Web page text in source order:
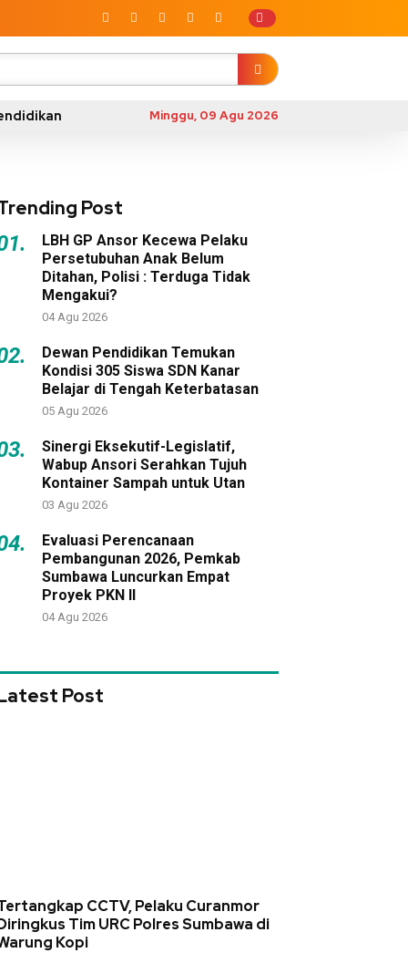
Minggu, 09 Agu 2026
Post
LBH GP Ansor Kecewa Pelaku
Persetubuhan Anak Belum
Ditahan, Polisi : Terduga Tidak
Mengakui?
04 Agu 2026
Dewan Pendidikan Temukan
Kondisi 305 Siswa SDN Kanar
Belajar di Tengah Keterbatasan
05 Agu 2026
Sinergi Eksekutif-Legislatif,
Wabup Ansori Serahkan Tujuh
Kontainer Sampah untuk Utan
03 Agu 2026
Evaluasi Perencanaan
Pembangunan 2026, Pemkab
Sumbawa Luncurkan Empat
Proyek PKN II
04 Agu 2026
Post
CCTV, Pelaku Curanmor
Tim URC Polres Sumbawa di
Kopi